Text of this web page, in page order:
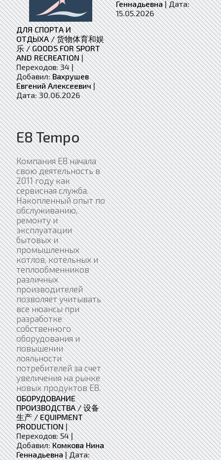
ДЛЯ СПОРТА И
ОТДЫХА / 货物体育和娱
乐 / GOODS FOR SPORT
AND RECREATION|
Переходов: 34 |
Добавил: Вахрушев
Евгений Алексеевич |
Дата: 30.06.2026
Геннадьевна |Дата:
15.05.2026
E8 Tempo
Компания Е8 начала
свою деятельность в
2011 году как
сервисная служба.
Накопленный опыт по
обслуживанию,
ремонту и
эксплуатации
бытовых и
промышленных
котлов, котельных и
теплообменников
различных
производителей
позволяет учитывать
все нюансы при
разработке
собственного
оборудования и
повышении
лояльности
потребителей за счет
увеличения на рынке
новых продуктов Е8.
ОБОРУДОВАНИЕ
ПРОИЗВОДСТВА / 设备
生产 / EQUIPMENT
PRODUCTION|
Переходов: 54 |
Добавил: Комкова Нина
Геннадьевна |Дата: